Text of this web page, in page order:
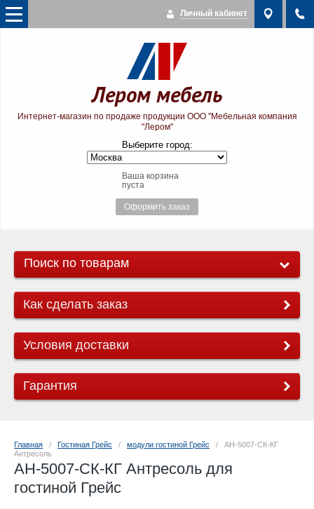
Личный кабинет
Лером мебель
Интернет-магазин по продаже продукции ООО "Мебельная компания
"Лером"
Выберите город:
Ваша корзина
пуста
Оформить заказ
Поиск по товарам
Как сделать заказ
Условия доставки
Гарантия
Главная
   /
Гостиная Грейс
   /
модули гостиной Грейс
   /   АН-5007-СК-КГ
Антресоль
АН-5007-СК-КГ Антресоль для
гостиной Грейс